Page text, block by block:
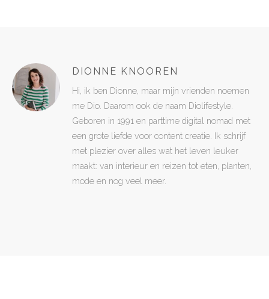
DIONNE KNOOREN
Hi, ik ben Dionne, maar mijn vrienden noemen
me Dio. Daarom ook de naam Diolifestyle.
Geboren in 1991 en parttime digital nomad met
een grote liefde voor content creatie. Ik schrijf
met plezier over alles wat het leven leuker
maakt: van interieur en reizen tot eten, planten,
mode en nog veel meer.